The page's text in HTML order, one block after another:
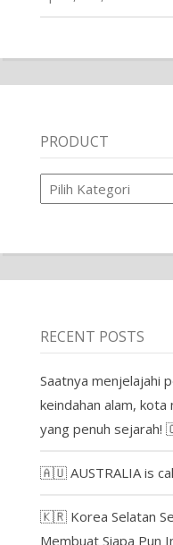
PRODUCT
Product
RECENT POSTS
Saatnya menjelajahi
keindahan alam,
yang penuh sejarah!
🇦🇺 AUSTRALIA is
🇰🇷 Korea Selatan
Membuat Siapa Pun